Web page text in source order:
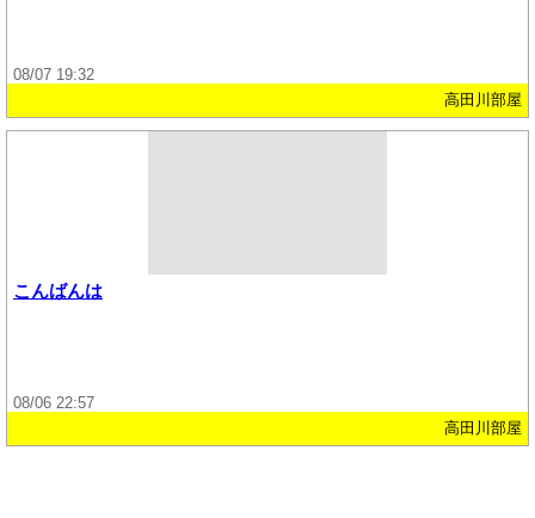
08/07 19:32
高田川部屋
こんばんは
08/06 22:57
高田川部屋